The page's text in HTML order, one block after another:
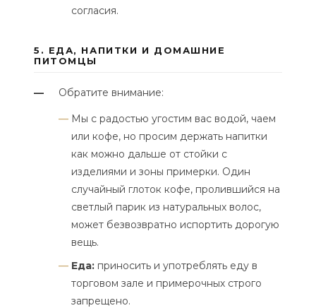
согласия.
5. ЕДА, НАПИТКИ И ДОМАШНИЕ
ПИТОМЦЫ
— Обратите внимание:
Мы с радостью угостим вас водой, чаем
или кофе, но просим держать напитки
как можно дальше от стойки с
изделиями и зоны примерки. Один
случайный глоток кофе, пролившийся на
светлый парик из натуральных волос,
может безвозвратно испортить дорогую
вещь.
Еда: приносить и употреблять еду в
торговом зале и примерочных строго
запрещено.